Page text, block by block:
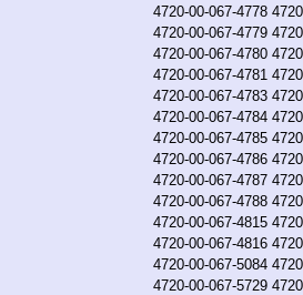
4720-00-067-4778
4720-00-067-4779
4720-00-067-4780
4720-00-067-4781
4720-00-067-4783
4720-00-067-4784
4720-00-067-4785
4720-00-067-4786
4720-00-067-4787
4720-00-067-4788
4720-00-067-4815
4720-00-067-4816
4720-00-067-5084
4720-00-067-5729